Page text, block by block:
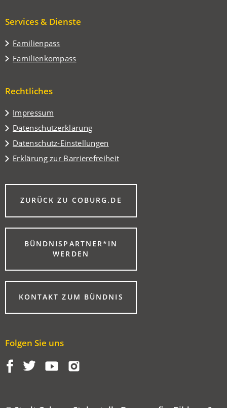
Services & Dienste
Familienpass
Familienkompass
Rechtliches
Impressum
Datenschutzerklärung
Datenschutz-Einstellungen
Erklärung zur Barrierefreiheit
ZURÜCK ZU COBURG.DE
(ÖFFNET
EINEM
NEUEN
TAB)BÜNDNISPARTNER*IN
WERDEN
EINEM
NEUEN
TAB)KONTAKT ZUM BÜNDNIS
Folgen Sie uns